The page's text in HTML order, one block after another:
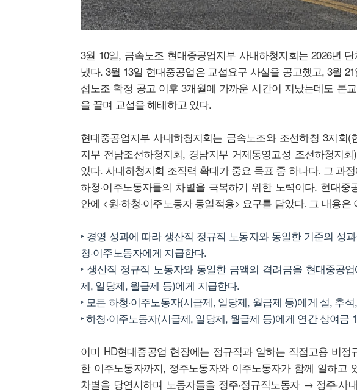
3월 10일, 금속노조 현대중공업지부 사내하청지회는 2026년
냈다. 3월 13일 현대중공업은 교섭요구 사실을 공고했고, 3월
섭노조 확정 공고 이후 3개월에 가까운 시간이 지났는데도 본
을 끌며 교섭을 해태하고 있다.
현대중공업지부 사내하청지회는 금속노조와 조선하청 3지회
지부 전남조선하청지회, 경남지부 거제통영고성 조선하청지
있다. 사내하청지회 조직력 확대가 중요 목표 중 하나다. 그 과
하청·이주노동자들의 차별을 극복하기 위한 노력이다. 현대
안에 <원·하청·이주노동자 동일적용> 요구를 담았다. 그 내용은
‣ 경영 성과에 따라 생산직 정규직 노동자와 동일한 기준의 성
청·이주노동자에게 지급한다.
‣ 생산직 정규직 노동자와 동일한 금액의 격려금을 현대중공
제, 일당제, 월급제 등)에게 지급한다.
‣ 모든 하청·이주노동자(시급제, 일당제, 월급제 등)에게 설, 추
‣ 하청·이주노동자(시급제, 일당제, 월급제 등)에게 연간 상여금
이미 HD현대중공업 현장에는 정규직과 일하는 직접고용 비
한 이주노동자까지, 정주노동자와 이주노동자가 함께 일하고
차별을 당연시하며 노동자들을 정주·정규직노동자 → 정주·